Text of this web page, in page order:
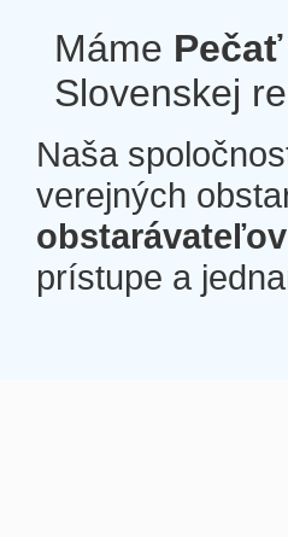
Máme
Slovenskej
Naša
verejných
obstarávateľov
prístupe a